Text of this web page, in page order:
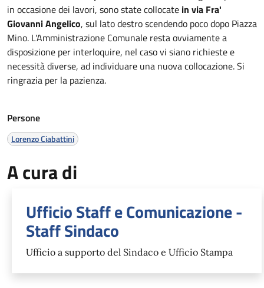
in occasione dei lavori, sono state collocate in via Fra'
Giovanni Angelico, sul lato destro scendendo poco dopo Piazza
Mino. L'Amministrazione Comunale resta ovviamente a
disposizione per interloquire, nel caso vi siano richieste e
necessità diverse, ad individuare una nuova collocazione. Si
ringrazia per la pazienza.
Persone
Lorenzo Ciabattini
A cura di
Ufficio Staff e Comunicazione -
Staff Sindaco
Ufficio a supporto del Sindaco e Ufficio Stampa